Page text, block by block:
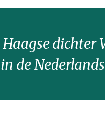
Haagse dichter
de